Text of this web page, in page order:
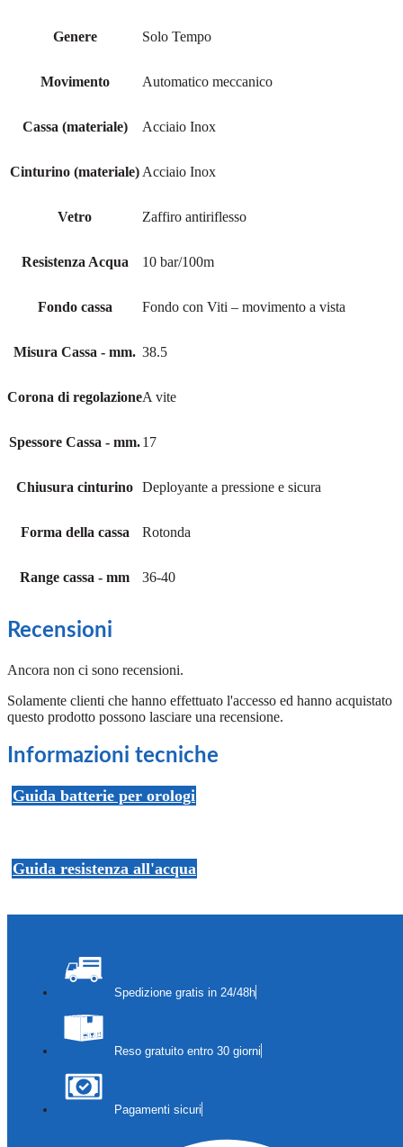
Genere Solo Tempo
Movimento Automatico meccanico
Cassa (materiale) Acciaio Inox
Cinturino (materiale) Acciaio Inox
Vetro Zaffiro antiriflesso
Resistenza Acqua 10 bar/100m
Fondo cassa Fondo con Viti – movimento a vista
Misura Cassa - mm. 38.5
Corona di regolazioneA vite
Spessore Cassa - mm.17
Chiusura cinturino Deployante a pressione e sicura
Forma della cassa Rotonda
Range cassa - mm 36-40
Recensioni
Ancora non ci sono recensioni.
Solamente clienti che hanno effettuato l'accesso ed hanno acquistato
questo prodotto possono lasciare una recensione.
Informazioni tecniche
Guida batterie per orologi
Guida resistenza all'acqua
Spedizione gratis in 24/48h
Reso gratuito entro 30 giorni
Pagamenti sicuri